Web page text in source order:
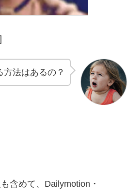
法はあるの？
含めて、Dailymotion・